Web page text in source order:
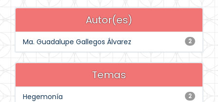
Autor(es)
2
Ma. Guadalupe Gallegos Álvarez
Temas
2
Hegemonía